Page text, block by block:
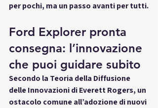
per pochi, ma un passo avanti per tutti.
Ford Explorer pronta
consegna: l’innovazione
che puoi guidare subito
Secondo la Teoria della Diffusione
delle Innovazioni di Everett Rogers, un
ostacolo comune all’adozione di nuovi